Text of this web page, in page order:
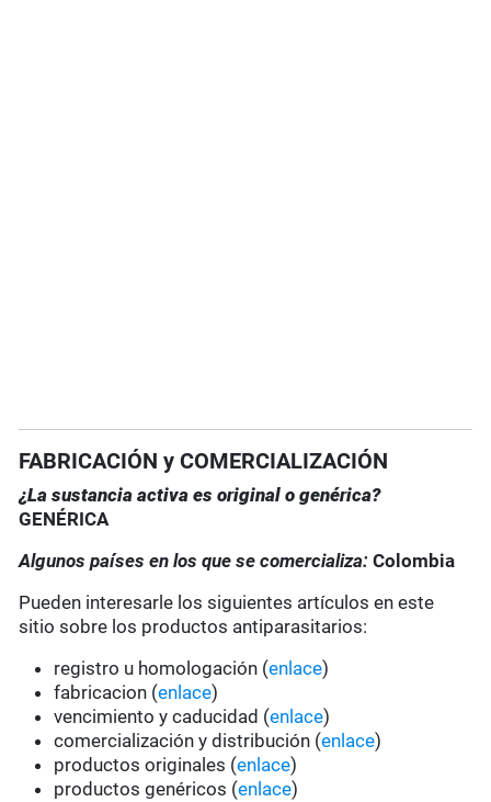
FABRICACIÓN y COMERCIALIZACIÓN
¿La sustancia activa es original o genérica?
GENÉRICA
Algunos países en los que se comercializa:Colombia
Pueden interesarle los siguientes artículos en este
sitio sobre los productos antiparasitarios:
registro u homologación (enlace)
fabricacion (enlace)
vencimiento y caducidad (enlace)
comercialización y distribución (enlace)
productos originales (enlace)
productos genéricos (enlace)